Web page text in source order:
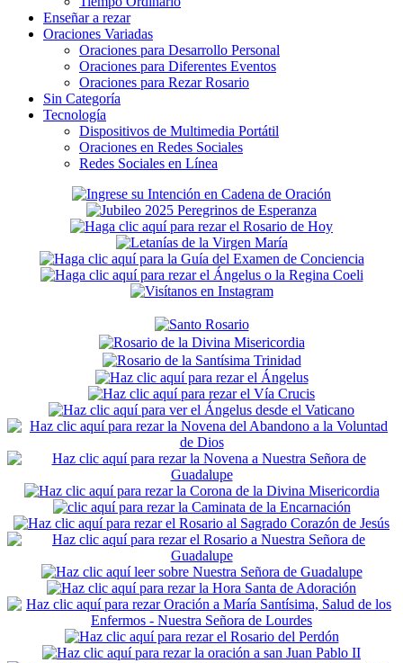
Enseñar a rezar
Oraciones Variadas
Oraciones para Desarrollo Personal
Oraciones para Diferentes Eventos
Oraciones para Rezar Rosario
Sin Categoría
Tecnología
Dispositivos de Multimedia Portátil
Oraciones en Redes Sociales
Redes Sociales en Línea
Secondary
Sidebar